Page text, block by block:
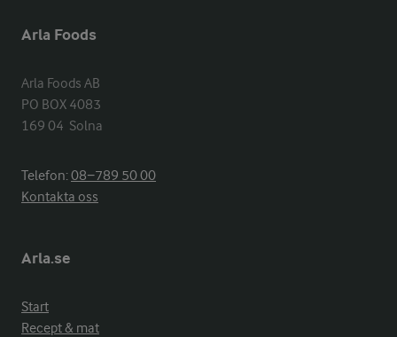
Arla Foods
Arla Foods AB
PO BOX 4083
169 04  Solna
Telefon:08−789 50 00
Kontakta oss
Arla.se
Start
Recept & mat